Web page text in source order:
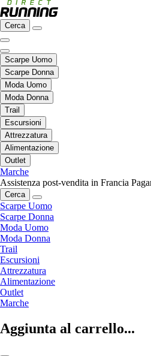
Cerca
Scarpe Uomo
Scarpe Donna
Moda Uomo
Moda Donna
Trail
Escursioni
Attrezzatura
Alimentazione
Outlet
Marche
Assistenza post-vendita in Francia
Cerca
Scarpe Uomo
Scarpe Donna
Moda Uomo
Moda Donna
Trail
Escursioni
Attrezzatura
Alimentazione
Outlet
Marche
Aggiunta al carrello...